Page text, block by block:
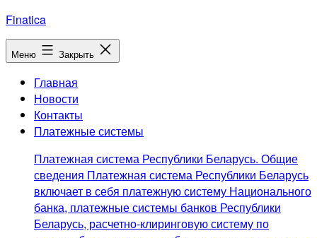
Перейти
к
содержимому
Finatica
Меню Закрыть
Главная
Новости
Контакты
Платежные системы
Платежная система Республики Беларусь. Общие
сведения Платежная система Республики Беларусь
включает в себя платежную систему Национального
банка, платежные системы банков Республики
Беларусь, расчетно-клиринговую систему по